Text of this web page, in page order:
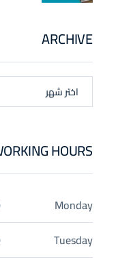
ARCHIVE
اختر شهر
HOURS
Monday
Tuesday